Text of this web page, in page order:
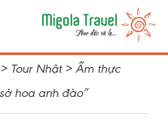
> Tour Nhật> Ẩm thực
hoa anh đào”